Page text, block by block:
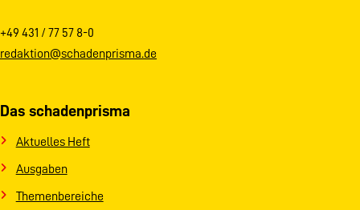
+49 431 / 77 57 8-0
redaktion@schadenprisma.de
Das schadenprisma
Aktuelles Heft
Ausgaben
Themenbereiche